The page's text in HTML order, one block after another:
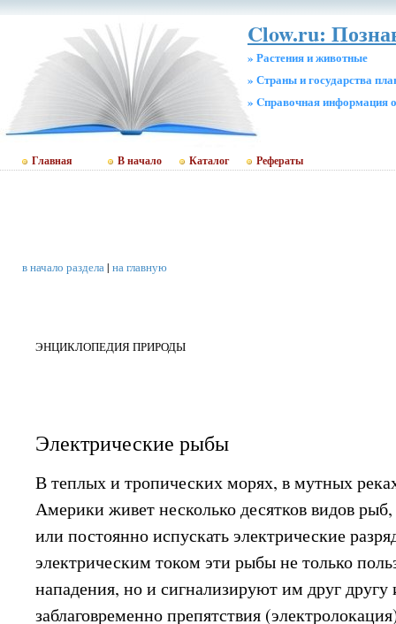
Clow.ru:
» Растения и животные
» Страны и государства
» Cправочная информация
Главная В начало Каталог Рефераты
в начало раздела| на главную
ЭНЦИКЛОПЕДИЯ ПРИРОДЫ
Электрические рыбы
В теплых и тропических морях, в мутных
Америки живет несколько десятков видов
или постоянно испускать электрические
электрическим током эти рыбы не только
нападения, но и сигнализируют им друг
заблаговременно препятствия